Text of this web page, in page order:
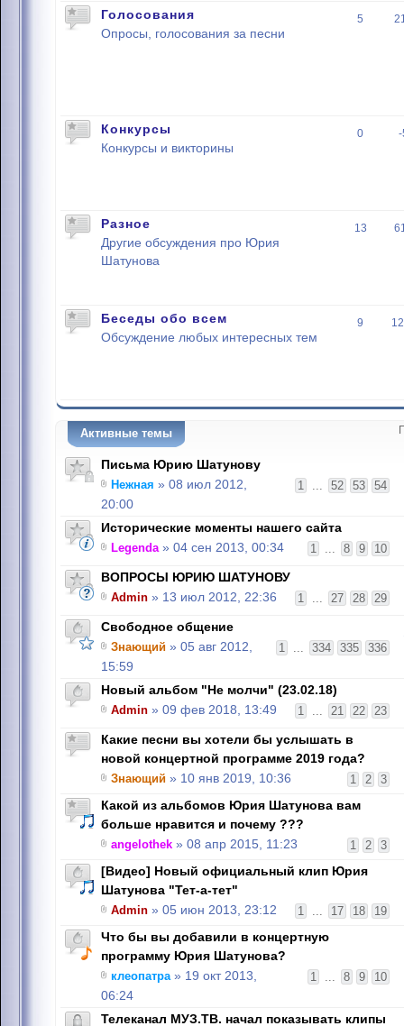
Голосования
Опросы, голосования за песни
5
Конкурсы
Конкурсы и викторины
0
Разное
Другие обсуждения про Юрия
Шатунова
13
Беседы обо всем
Обсуждение любых интересных тем
9
Активные темы
Письма Юрию Шатунову
1 ... 52 53 54
Нежная » 08 июл 2012,
20:00
Исторические моменты нашего сайта
1 ... 8 9 10
Legenda» 04 сен 2013, 00:34
ВОПРОСЫ ЮРИЮ ШАТУНОВУ
1 ... 27 28 29
Admin » 13 июл 2012, 22:36
Свободное общение
1 ... 334 335 336
Знающий » 05 авг 2012,
15:59
Новый альбом "Не молчи" (23.02.18)
1 ... 21 22 23
Admin » 09 фев 2018, 13:49
Какие песни вы хотели бы услышать в
новой концертной программе 2019 года?
1 2 3
Знающий » 10 янв 2019, 10:36
Какой из альбомов Юрия Шатунова вам
больше нравится и почему ???
1 2 3
angelothek » 08 апр 2015, 11:23
[Видео] Новый официальный клип Юрия
Шатунова "Тет-а-тет"
1 ... 17 18 19
Admin » 05 июн 2013, 23:12
Что бы вы добавили в концертную
программу Юрия Шатунова?
1 ... 8 9 10
клеопатра» 19 окт 2013,
06:24
Телеканал МУЗ.ТВ. начал показывать клипы